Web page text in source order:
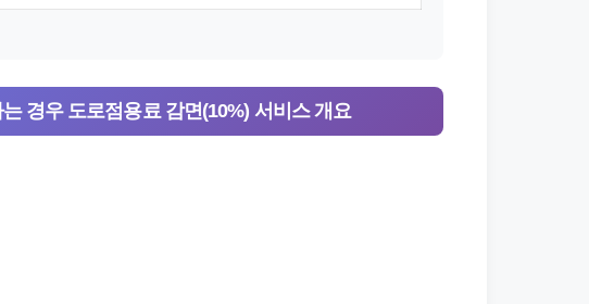
경우 도로점용료 감면(10%) 서비스 개요